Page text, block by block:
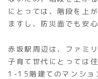
にとっては、階段を上
ますし、防災面でも安心
赤坂駅周辺は、ファミ
子育て世代にとっては
1-15階建てのマンショ